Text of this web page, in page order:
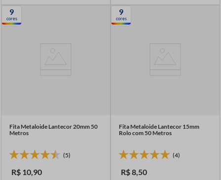
9
cores
Fita Metaloide Lantecor 20mm 50
Metros
(5)
R$ 10,90
9
cores
Fita Metaloide Lantecor 15mm
Rolo com 50 Metros
(4)
R$8,50